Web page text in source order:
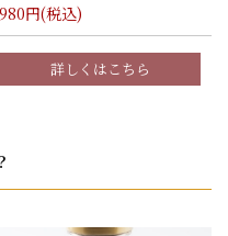
円(税込)
詳しくはこちら